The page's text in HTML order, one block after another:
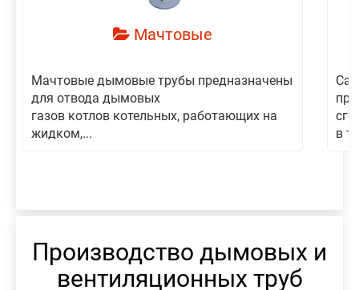
Мачтовые
Мачтовые дымовые трубы предназначены
для отвода дымовых
газов котлов котельных, работающих на
жидком,...
в
Производство дымовых и
вентиляционных труб